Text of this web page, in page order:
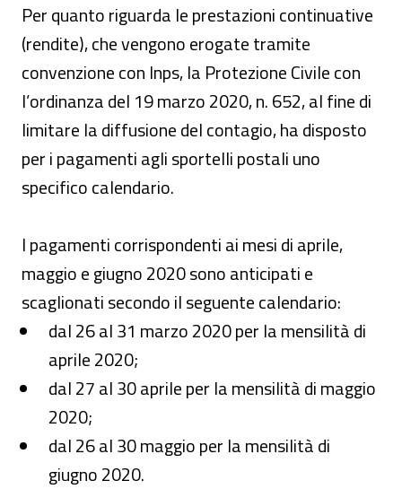
Per quanto riguarda le prestazioni continuative
(rendite), che vengono erogate tramite
convenzione con Inps, la Protezione Civile con
l’ordinanza del 19 marzo 2020, n. 652, al fine di
limitare la diffusione del contagio, ha disposto
per i pagamenti agli sportelli postali uno
specifico calendario.
I pagamenti corrispondenti ai mesi di aprile,
maggio e giugno 2020 sono anticipati e
scaglionati secondo il seguente calendario:
dal 26 al 31 marzo 2020 per la mensilità di
aprile 2020;
dal 27 al 30 aprile per la mensilità di maggio
2020;
dal 26 al 30 maggio per la mensilità di
giugno 2020.